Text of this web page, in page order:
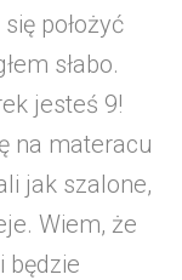
położyć
słabo.
jesteś 9!
na materacu
jak szalone,
Wiem, że
będzie